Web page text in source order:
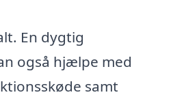
En dygtig
også hjælpe med
samt